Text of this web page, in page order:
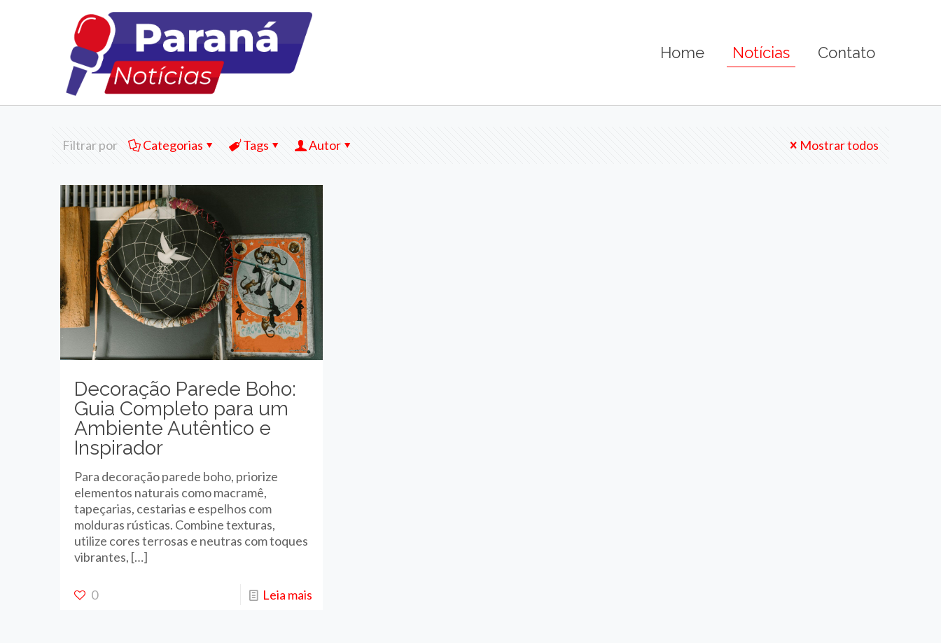
Home Notícias Contato
Filtrar por Categorias Tags Autor Mostrar todos
Decoração Parede Boho:
Guia Completo para um
Ambiente Autêntico e
Inspirador
Para decoração parede boho, priorize
elementos naturais como macramê,
tapeçarias, cestarias e espelhos com
molduras rústicas. Combine texturas,
utilize cores terrosas e neutras com toques
vibrantes, […]
0 Leia mais